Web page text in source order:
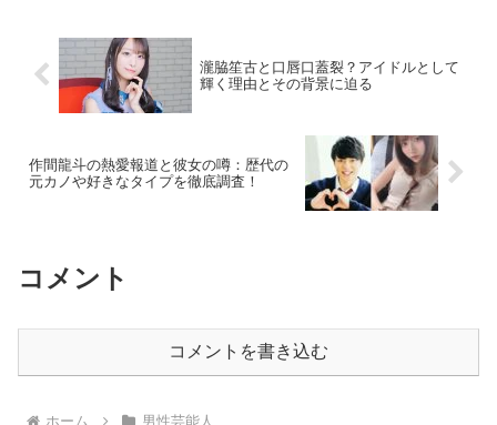
瀧脇笙古と口唇口蓋裂？アイドルとして
輝く理由とその背景に迫る
作間龍斗の熱愛報道と彼女の噂：歴代の
元カノや好きなタイプを徹底調査！
コメント
コメントを書き込む
ホーム 男性芸能人